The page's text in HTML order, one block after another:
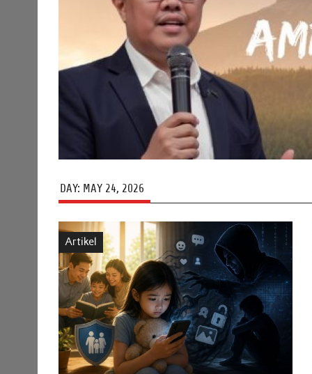
DAY: MAY 24, 2026
Artikel